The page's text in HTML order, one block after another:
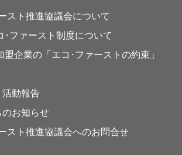
スト推進協議会について
･ファースト制度について
盟企業の「エコ･ファーストの約束」
活動報告
のお知らせ
スト推進協議会へのお問合せ